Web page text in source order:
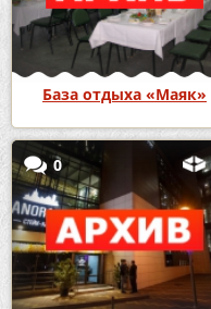
База отдыха «Маяк»
0